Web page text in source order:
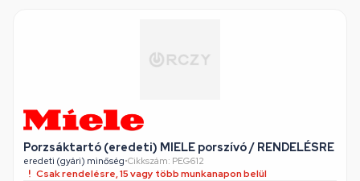
Porzsáktartó (eredeti) MIELE porszívó / RENDELÉSRE
eredeti (gyári) minőség•Cikkszám: PEG612
Csak rendelésre, 15 vagy több munkanapon belül